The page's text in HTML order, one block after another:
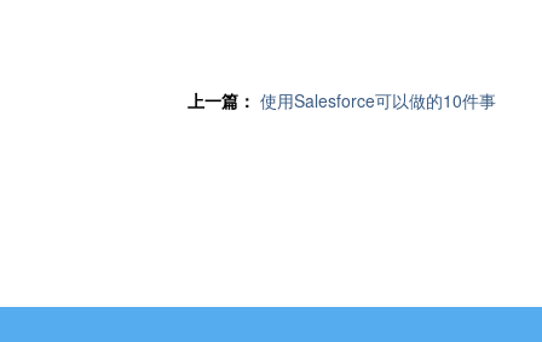
上一篇： 使用Salesforce可以做的10件事